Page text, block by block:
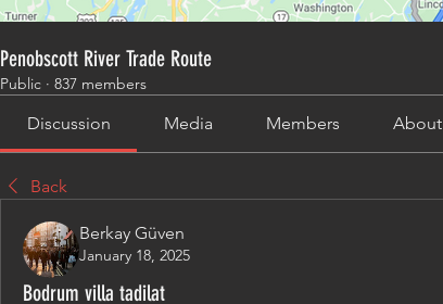
Penobscott River Trade Route
Public · 837 members
Discussion Media Members About
Back
Berkay Güven
January 18, 2025
Bodrum villa tadilat